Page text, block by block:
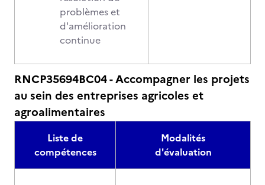
problèmes et
d'amélioration
continue
RNCP35694BC04 - Accompagner les projets
au sein des entreprises agricoles et
agroalimentaires
Liste de
compétences
Modalités
d'évaluation